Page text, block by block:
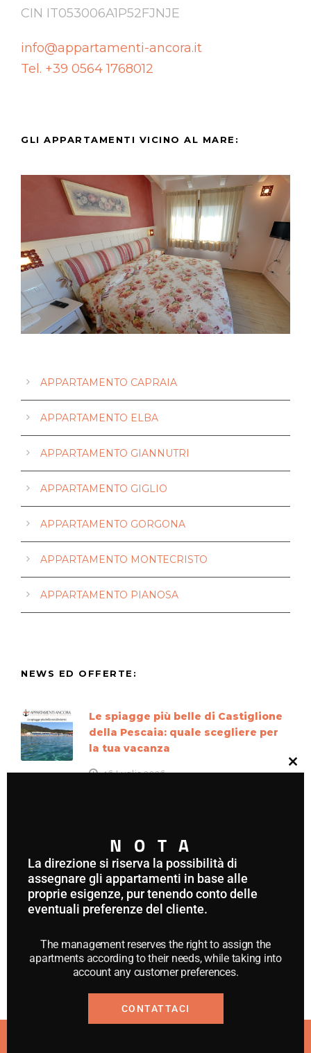
CIN IT053006A1P52FJNJE
info@appartamenti-ancora.it
Tel. +39 0564 1768012
GLI APPARTAMENTI VICINO AL MARE:
Appartamento Montecristo
Appartamento Elba
Appartamento Giannutri
Appartamento Gorgona
Appartamento Pianosa
Appartamento Capraia
APPARTAMENTO CAPRAIA
APPARTAMENTO ELBA
APPARTAMENTO GIANNUTRI
APPARTAMENTO GIGLIO
APPARTAMENTO GORGONA
APPARTAMENTO MONTECRISTO
APPARTAMENTO PIANOSA
NEWS ED OFFERTE:
Le spiagge più belle di Castiglione
della Pescaia: quale scegliere per
la tua vacanza
16 Luglio 2026
vacanza in famiglia
11 Giugno 2026
Appartamenti Castiglione della
Pescaia vacanze: perché scegliere
28 Maggio 2026
© 2021 APPARTAMENTI ANCORA - P.IVA: